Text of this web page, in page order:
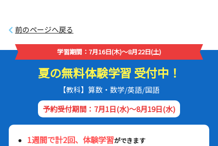
前のページへ戻る
学習期間：7月16日(木)～8月22日(土)
夏の無料体験学習 受付中！
【教科】算数・数学/英語/国語
予約受付期間：7月1日(水)～8月19日(水)
1週間で計2回、体験学習ができます